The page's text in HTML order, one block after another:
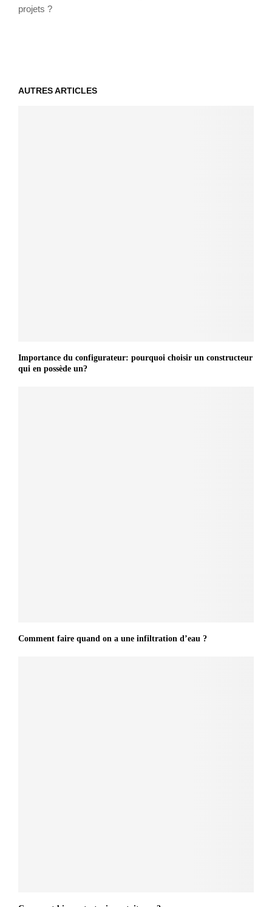
projets ?
AUTRES ARTICLES
Importance du configurateur: pourquoi choisir un constructeur
qui en possède un?
Comment faire quand on a une infiltration d’eau ?